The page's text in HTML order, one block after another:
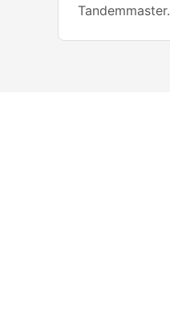
Tandemmaster.